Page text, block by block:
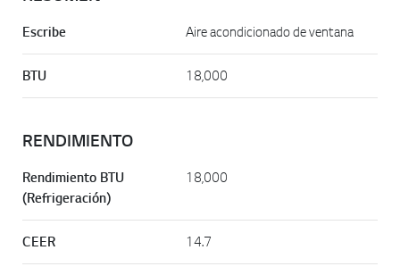
Escribe Aire acondicionado de ventana
BTU 18,000
RENDIMIENTO
Rendimiento BTU
(Refrigeración)
18,000
CEER 14.7